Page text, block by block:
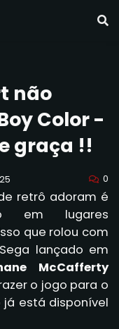
não
Color -
graça !!
0
retrô adoram é
em lugares
que rolou com
lançado em
McCafferty
o jogo para o
está disponível